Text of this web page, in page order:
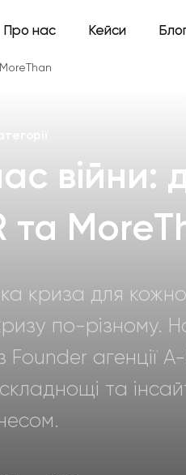
Про нас Кейси
війни:
та
криза для
по-різному.
Founder агенції
та